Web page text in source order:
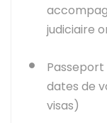
judiciaire
dates de
visas)